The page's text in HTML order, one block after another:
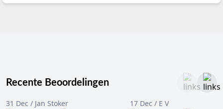
Recente Beoordelingen
31 Dec / Jan Stoker 17 Dec / E V